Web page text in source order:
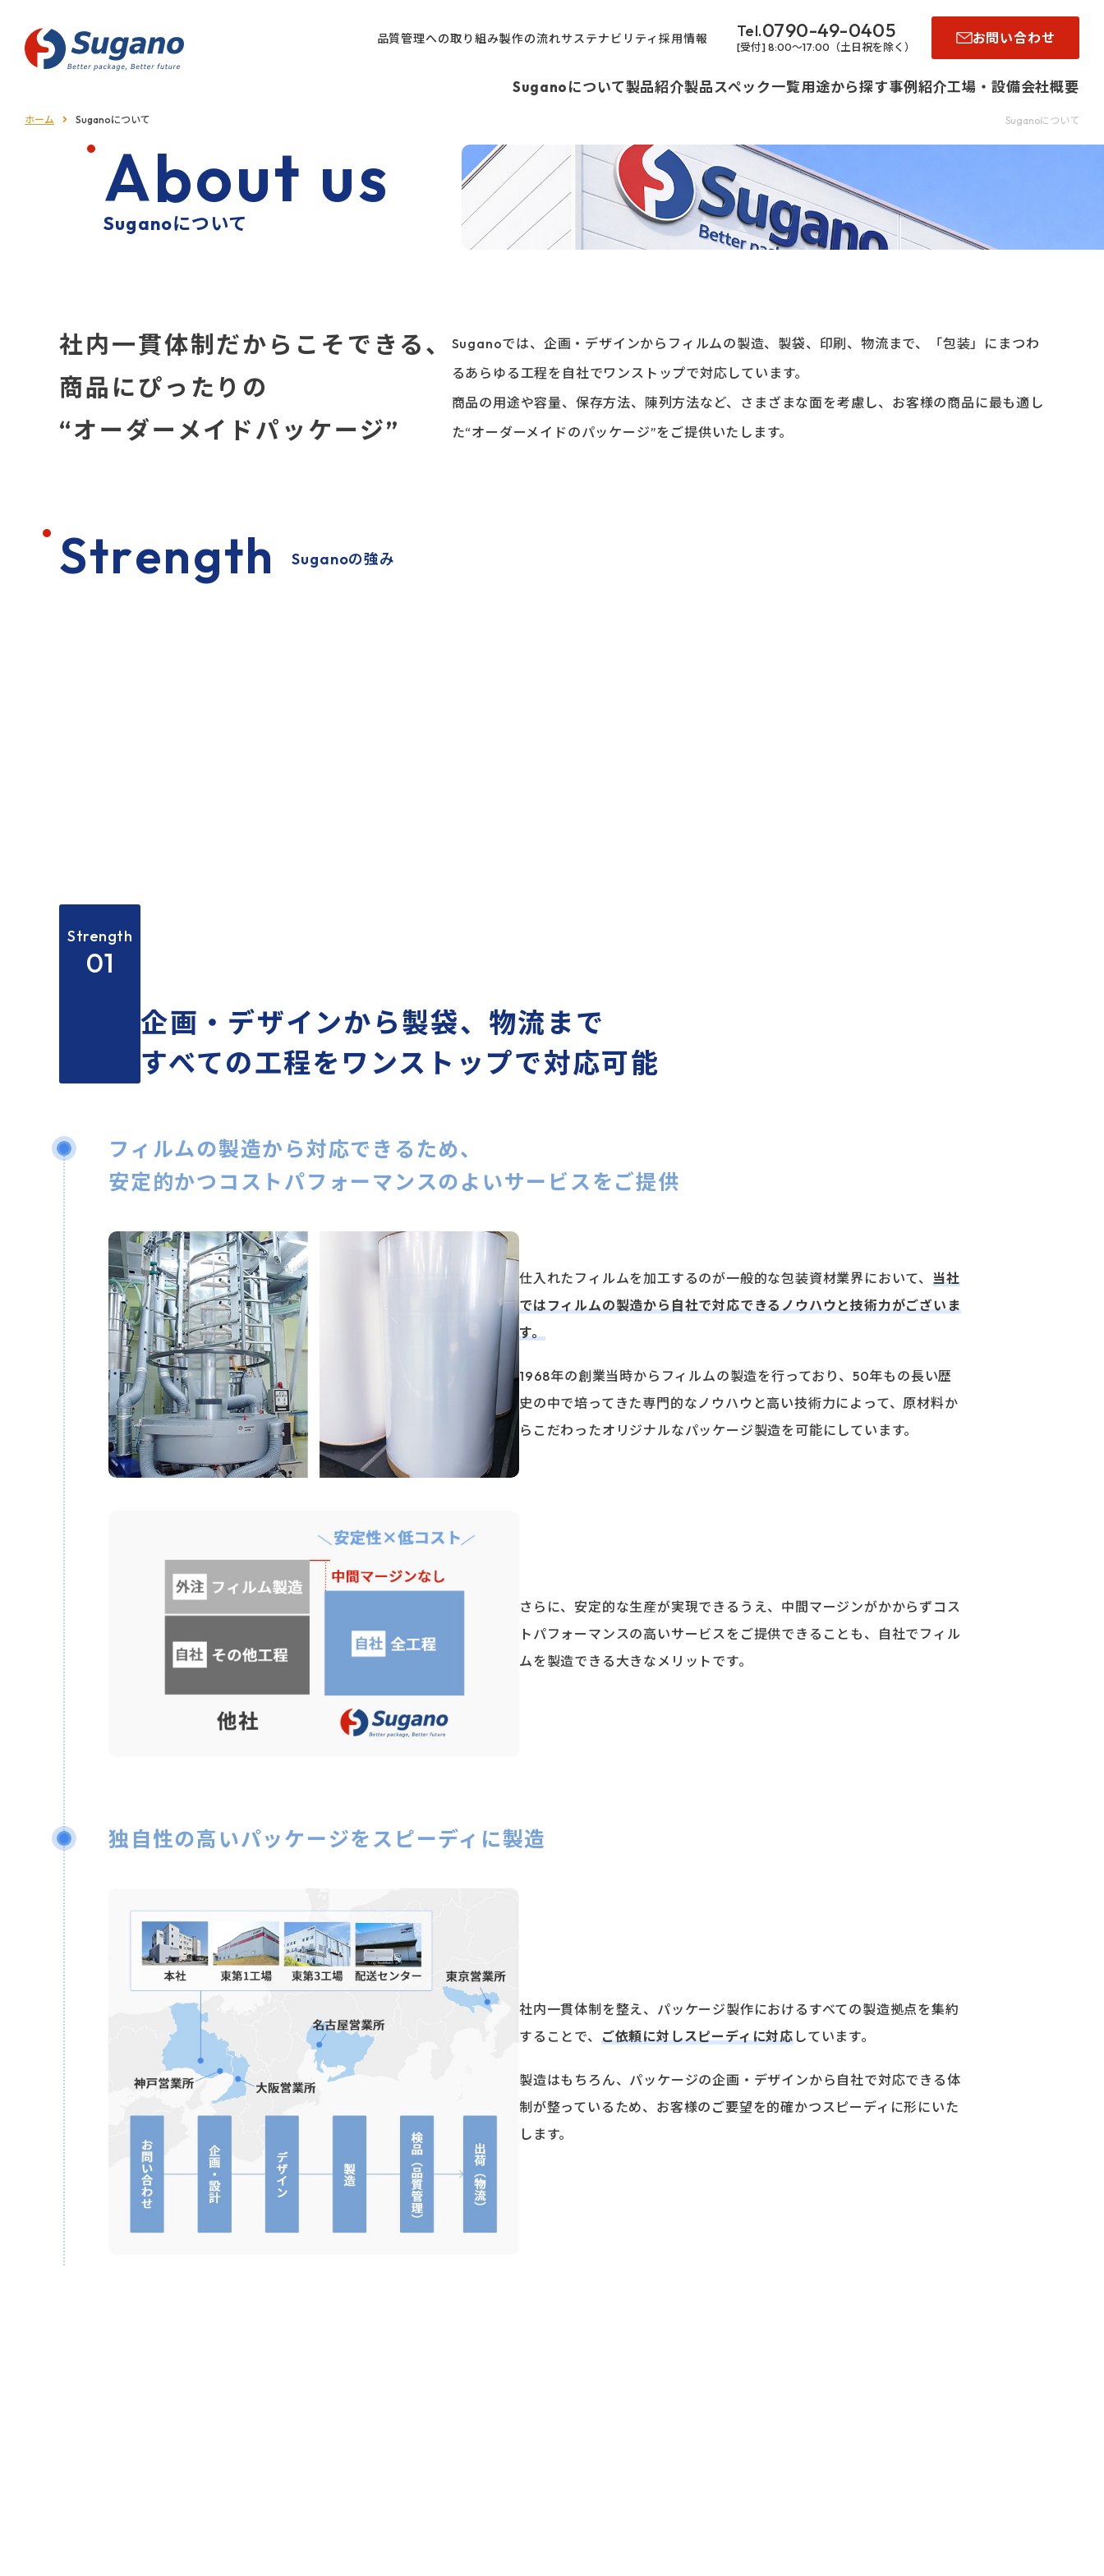
品質管理への取り組み製作の流れサステナビリティ採用情報 0790-49-0405
[受付] 8:00～17:00（土日祝を除く）
お問い合わせ
Suganoについて製品紹介
レトルト食品
パウチ
シール袋
・GZ）
四柱袋
（自動包装用フ
ィルム）
レンジ
製品スペック一覧用途から探す
パッケージデザイン・製作
プロテインの
パッケージデザイン・製作
食品の
パッケージデザイン・製作
ペットフードの
パッケージデザイン・製作
その他商品の
パッケージデザイン・製作
事例紹介工場・設備会社概要
ホーム Suganoについて Suganoについて
Suganoについて
About us
社内⼀貫体制だからこそできる、
商品にぴったりの
“オーダーメイドパッケージ”
Suganoでは、企画・デザインからフィルムの製造、製袋、印刷、物流まで、「包装」にまつわ
るあらゆる⼯程を⾃社でワンストップで対応しています。
商品の⽤途や容量、保存⽅法、陳列⽅法など、さまざまな⾯を考慮し、お客様の商品に最も適し
た“オーダーメイドのパッケージ”をご提供いたします。
Suganoの強み
Strength
Strength
01
企画・デザインから製袋、物流まで
すべての⼯程をワンストップで対応可能
フィルムの製造から対応できるため、
安定的かつコストパフォーマンスのよいサービスをご提供
仕⼊れたフィルムを加⼯するのが⼀般的な包装資材業界において、 当社
ではフィルムの製造から⾃社で対応できるノウハウと技術⼒がございま
す。
1968年の創業当時からフィルムの製造を⾏っており、 50年もの⻑い歴
史の中で培ってきた専⾨的なノウハウと⾼い技術⼒によって、原材料か
らこだわったオリジナルなパッケージ製造を可能にしています。
さらに、安定的な⽣産が実現できるうえ、中間マージンがかからずコス
トパフォーマンスの⾼いサービスをご提供できることも、⾃社でフィル
ムを製造できる⼤きなメリットです。
独⾃性の⾼いパッケージをスピーディに製造
社内⼀貫体制を整え、パッケージ製作におけるすべての製造拠点を集約
することで、
ご依頼に対しスピーディに対応 しています。
製造はもちろん、パッケージの企画・デザインから自社で対応できる体
制が整っているため、お客様のご要望を的確かつスピーディに形にいた
します。